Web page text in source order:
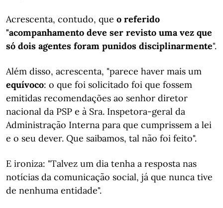
Acrescenta, contudo, que o referido
"acompanhamento deve ser revisto uma vez que
só dois agentes foram punidos disciplinarmente".
Além disso, acrescenta, "parece haver mais um
equívoco: o que foi solicitado foi que fossem
emitidas recomendações ao senhor diretor
nacional da PSP e à Sra. Inspetora-geral da
Administração Interna para que cumprissem a lei
e o seu dever. Que saibamos, tal não foi feito".
E ironiza: "Talvez um dia tenha a resposta nas
notícias da comunicação social, já que nunca tive
de nenhuma entidade".